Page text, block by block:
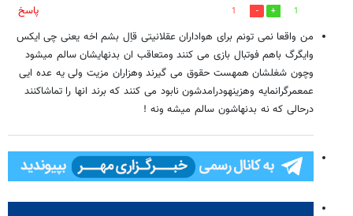
1
1
پاسخ
من واقعا نمی تونم برای هواداران عقلانیتی قاِل بشم اخه یعنی چی ایکس
وایگرگ باهم فوتبال بازی می کنند ومتعاقب ان بدنهایشان سالم میشود
وچون شغلشان همهست حقوق می گیرند وهزاران مزیت ولی یه عده ایی
عمعمرگرانمایه وهزینهودرامدشون نابود می کنند که برند انها را تماشاکنند
درحالی که نه بدنهاشون سالم میشه ونه !